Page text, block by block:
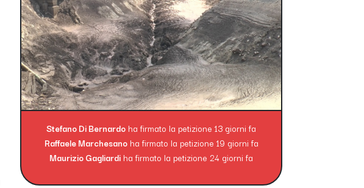
Stefano Di Bernardo ha firmato la petizione 13 giorni fa
Raffaele Marchesanoha firmato la petizione 19 giorni fa
Maurizio Gagliardi ha firmato la petizione 24 giorni fa